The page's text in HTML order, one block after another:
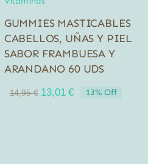
GUMMIES MASTICABLES
CABELLOS, UÑAS Y PIEL
SABOR FRAMBUESA Y
ARANDANO 60 UDS
14,95€ El
13,01€El
13% Off